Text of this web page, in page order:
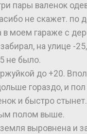
пары валенок
не скажет. по
в моем гараже с
на улице -
не было.
до +20.
гораздо, и пол
и быстро стынет.
полом выше.
выровнена и